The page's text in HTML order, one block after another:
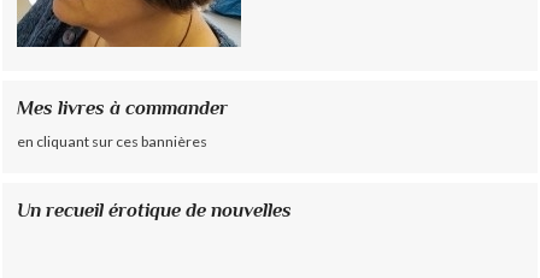
Mes livres à commander
en cliquant sur ces bannières
Un recueil érotique de nouvelles